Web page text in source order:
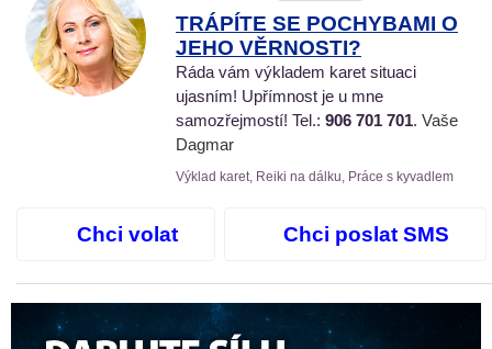
TRÁPÍTE SE POCHYBAMI O
JEHO VĚRNOSTI?
Ráda vám výkladem karet situaci
ujasním! Upřímnost je u mne
samozřejmostí! Tel.: 906 701 701. Vaše
Dagmar
Výklad karet, Reiki na dálku, Práce s kyvadlem
Chci volat Chci poslat SMS